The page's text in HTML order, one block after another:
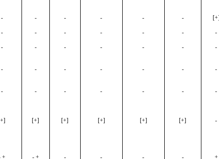
- - - - - -
- - - - - - -
- - - - - - -
- - - - - - -
- - - - - - -
[+] [+] [+] [+] [+]
-
+ - + - - - -
+